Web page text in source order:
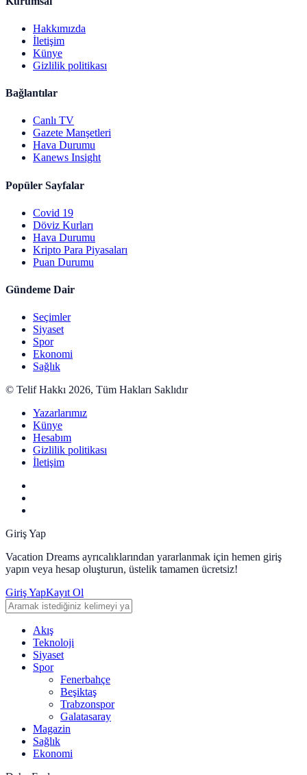
Hakkımızda
İletişim
Künye
Gizlilik politikası
Bağlantılar
Canlı TV
Gazete Manşetleri
Hava Durumu
Kanews Insight
Popüler Sayfalar
Covid 19
Döviz Kurları
Hava Durumu
Kripto Para Piyasaları
Puan Durumu
Gündeme Dair
Seçimler
Siyaset
Spor
Ekonomi
Sağlık
© Telif Hakkı 2026, Tüm Hakları Saklıdır
deneme
bonusu
deneme
bonusu
deneme
Yazarlarımız
Künye
Hesabım
Gizlilik politikası
İletişim
Giriş Yap
Vacation Dreams ayrıcalıklarından yararlanmak için hemen giriş
yapın veya hesap oluşturun, üstelik tamamen ücretsiz!
Giriş YapKayıt Ol
Akış
Teknoloji
Siyaset
Spor
Fenerbahçe
Beşiktaş
Trabzonspor
Galatasaray
Magazin
Sağlık
Ekonomi